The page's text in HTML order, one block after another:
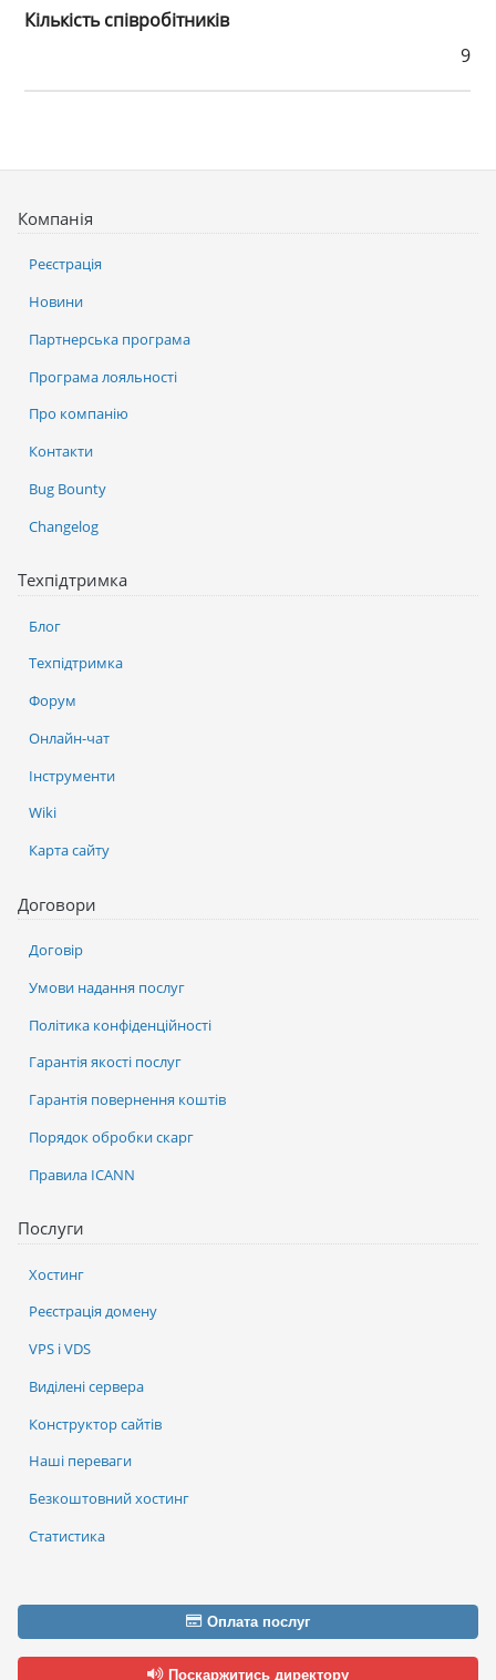
Кількість співробітників
9
Послуги
Хостинг
Реєстрація домену
VPS і VDS
Виділені сервера
Конструктор сайтів
Наші переваги
Безкоштовний хостинг
Статистика
Компанія
Реєстрація
Новини
Партнерська програма
Програма лояльності
Про компанію
Контакти
Bug Bounty
Changelog
Техпідтримка
Блог
Техпідтримка
Форум
Онлайн-чат
Інструменти
Wiki
Карта сайту
Договори
Договір
Умови надання послуг
Політика конфіденційності
Гарантія якості послуг
Гарантія повернення коштів
Порядок обробки скарг
Правила ICANN
Оплата послуг
Поскаржитись директору